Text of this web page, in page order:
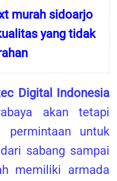
murah sidoarjo
yang tidak
Indonesia
akan tetapi
permintaan untuk
sabang sampai
memiliki armada